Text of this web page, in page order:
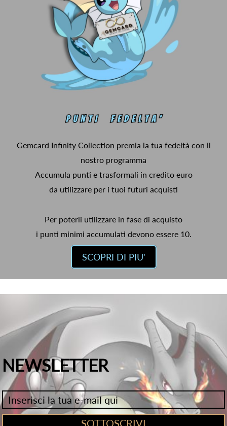
Gemcard Infinity Collection premia la tua fedeltà con il
nostro programma
Accumula punti e trasformali in credito euro
da utilizzare per i tuoi futuri acquisti
Per poterli utilizzare in fase di acquisto
i punti minimi accumulati devono essere 10.
SCOPRI DI PIU'
NEWSLETTER